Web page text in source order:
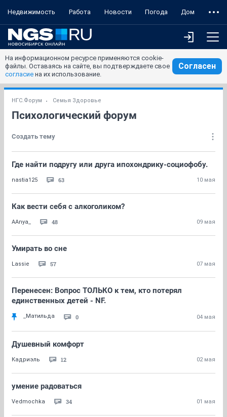
Недвижимость Работа Новости Погода Дом
На информационном ресурсе применяются cookie-
файлы. Оставаясь на сайте, вы подтверждаете свое
согласие на их использование.
Согласен
НГС.Форум Семья Здоровье
Психологический форум
Создать тему
Где найти подругу или друга ипохондрику-социофобу.
nastia125 63 10 мая
Как вести себя с алкоголиком?
AAnya_ 48 09 мая
Умирать во сне
Lassie 57 07 мая
Перенесен: Вопрос ТОЛЬКО к тем, кто потерял
единственных детей - NF.
_Матильда 0 04 мая
Душевный комфорт
Кадриэль 12 02 мая
умение радоваться
Vedmochka 34 01 мая